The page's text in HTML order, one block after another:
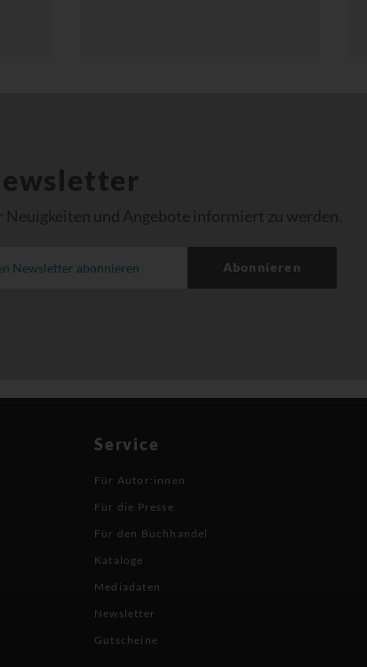
Neuigkeiten und Angebote informiert zu werden.
Abonnieren
Service
Für Autor:innen
Für die Presse
Für den Buchhandel
Kataloge
Mediadaten
Newsletter
Gutscheine